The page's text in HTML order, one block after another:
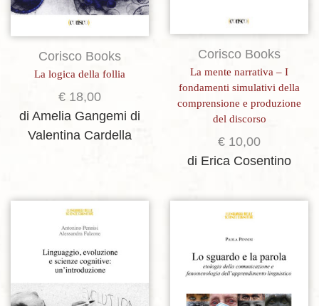
Corisco Books
La logica della follia
€ 18,00
di Amelia Gangemi di
Valentina Cardella
Corisco Books
La mente narrativa – I
fondamenti simulativi della
comprensione e produzione
del discorso
€ 10,00
di Erica Cosentino
Aggiungi alla lista dei desideri Aggiungi alla lista dei desideri